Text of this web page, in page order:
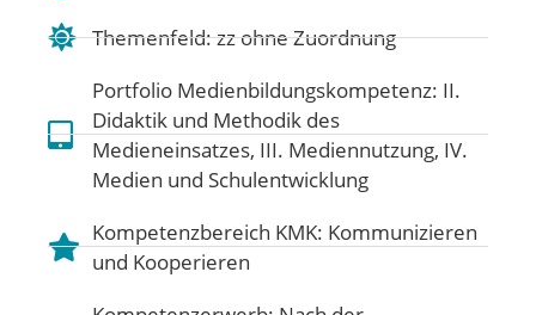
Themenfeld:zz ohne Zuordnung
Portfolio Medienbildungskompetenz: II.
Didaktik und Methodik des
Medieneinsatzes, III. Mediennutzung, IV.
Medien und Schulentwicklung
Kompetenzbereich KMK: Kommunizieren
und Kooperieren